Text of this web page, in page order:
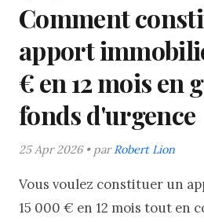
Comment
apport
€ en 12 mois en
fonds d'urgence
25 Apr 2026 • parRobert Lion
Vous voulez constituer un
15 000 € en 12 mois tout en